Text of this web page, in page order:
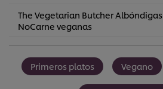
The Vegetarian Butcher Albóndigas
NoCarne veganas
Primeros platos Vegano